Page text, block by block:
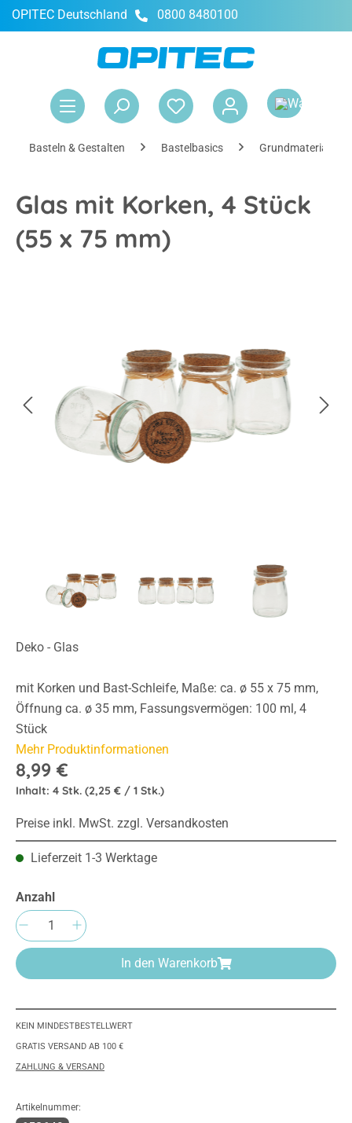
springen
OPITEC Deutschland 0800 8480100
Basteln & Gestalten Bastelbasics Grundmaterialien
Glas mit Korken, 4 Stück
(55 x 75 mm)
Deko - Glas
mit Korken und Bast-Schleife, Maße: ca. ø 55 x 75 mm,
Öffnung ca. ø 35 mm, Fassungsvermögen: 100 ml, 4
Stück
Mehr Produktinformationen
8,99 €
Inhalt: 4 Stk. (2,25 € / 1 Stk.)
Preise inkl. MwSt. zzgl. Versandkosten
Lieferzeit 1-3 Werktage
Anzahl
Produkt Anzahl: Gib den gewünschten
In den Warenkorb
KEIN MINDESTBESTELLWERT
GRATIS VERSAND AB 100 €
ZAHLUNG & VERSAND
Artikelnummer: